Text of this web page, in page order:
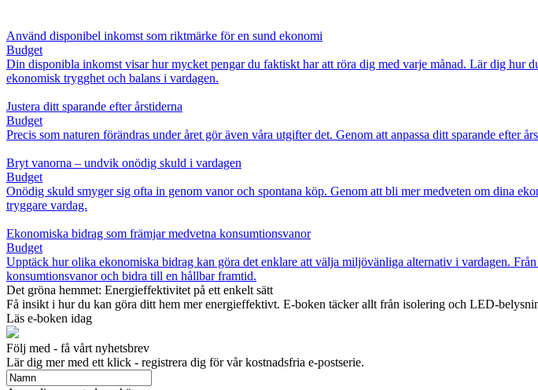
Använd disponibel inkomst som riktmärke för en sund ekonomi
Budget
Din disponibla inkomst visar hur mycket pengar du faktiskt har att röra dig med varje månad. Lär dig hur
ekonomisk trygghet och balans i vardagen.
Justera ditt sparande efter årstiderna
Budget
Precis som naturen förändras under året gör även våra utgifter det. Genom att anpassa ditt sparande efter
Bryt vanorna – undvik onödig skuld i vardagen
Budget
Onödig skuld smyger sig ofta in genom vanor och spontana köp. Genom att bli mer medveten om dina
tryggare vardag.
Ekonomiska bidrag som främjar medvetna konsumtionsvanor
Budget
Upptäck hur olika ekonomiska bidrag kan göra det enklare att välja miljövänliga alternativ i vardagen.
konsumtionsvanor och bidra till en hållbar framtid.
Det gröna hemmet: Energieffektivitet på ett enkelt sätt
Få insikt i hur du kan göra ditt hem mer energieffektivt. E-boken täcker allt från isolering och LED-
Läs e-boken idag
Följ med - få vårt nyhetsbrev
Lär dig mer med ett klick - registrera dig för vår kostnadsfria e-postserie.